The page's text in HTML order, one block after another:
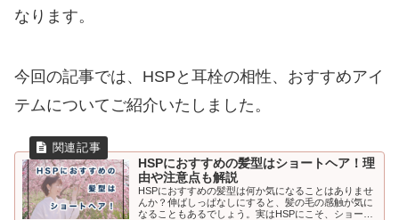
なります。
今回の記事では、HSPと耳栓の相性、おすすめアイ
テムについてご紹介いたしました。
HSPにおすすめの髪型はショートヘア！理
由や注意点も解説
HSPにおすすめの髪型は何か気になることはありませ
んか？伸ばしっぱなしにすると、髪の毛の感触が気に
なることもあるでしょう。実はHSPにこそ、ショート